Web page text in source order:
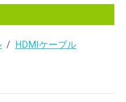
HDMIケーブル